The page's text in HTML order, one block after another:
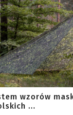
wzorów
...